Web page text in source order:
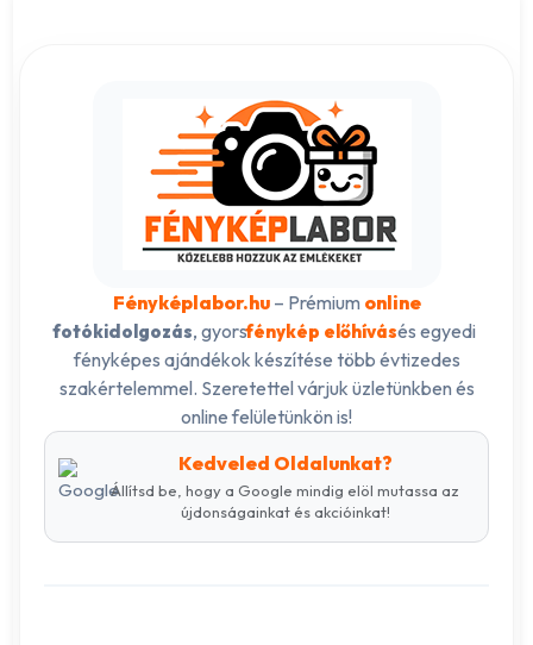
Fényképlabor.hu– Prémium online
fotókidolgozás, gyorsfénykép előhívásés egyedi
fényképes ajándékok készítése több évtizedes
szakértelemmel. Szeretettel várjuk üzletünkben és
online felületünkön is!
Kedveled Oldalunkat?
Állítsd be, hogy a Google mindig elöl mutassa az
újdonságainkat és akcióinkat!